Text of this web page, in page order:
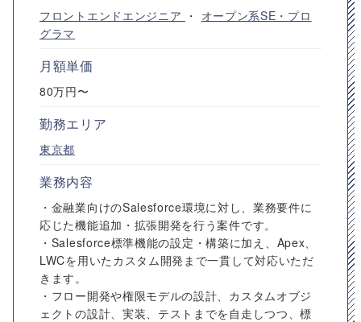
フロントエンドエンジニア ・ オープン系SE・プロ
グラマ
月額単価
80万円〜
勤務エリア
東京都
業務内容
・金融業向けのSalesforce環境に対し、業務要件に
応じた機能追加・拡張開発を行う案件です。
・Salesforce標準機能の設定・構築に加え、Apex、
LWCを用いたカスタム開発まで一貫して対応いただ
きます。
・フロー開発や権限モデルの設計、カスタムオブジ
ェクトの設計、実装、テストまでを自走しつつ、標